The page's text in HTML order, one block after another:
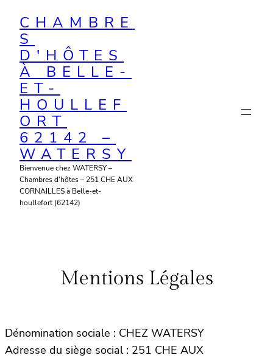
contenu
CHAMBRE
S
D'HÔTES
À BELLE-
ET-
HOULLEF
ORT
62142 –
WATERSY
Bienvenue chez WATERSY –
Chambres d'hôtes – 251 CHE AUX
CORNAILLES à Belle-et-
houllefort (62142)
Mentions Légales
Dénomination sociale : CHEZ WATERSY
Adresse du siège social : 251 CHE AUX